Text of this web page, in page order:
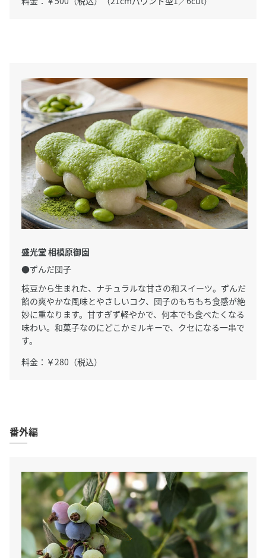
盛光堂 相模原御園
●ずんだ団子
枝豆から生まれた、ナチュラルな甘さの和スイーツ。ずんだ
餡の爽やかな風味とやさしいコク、団子のもちもち食感が絶
妙に重なります。甘すぎず軽やかで、何本でも食べたくなる
味わい。和菓子なのにどこかミルキーで、クセになる一串で
す。
料金：￥280（税込）
番外編